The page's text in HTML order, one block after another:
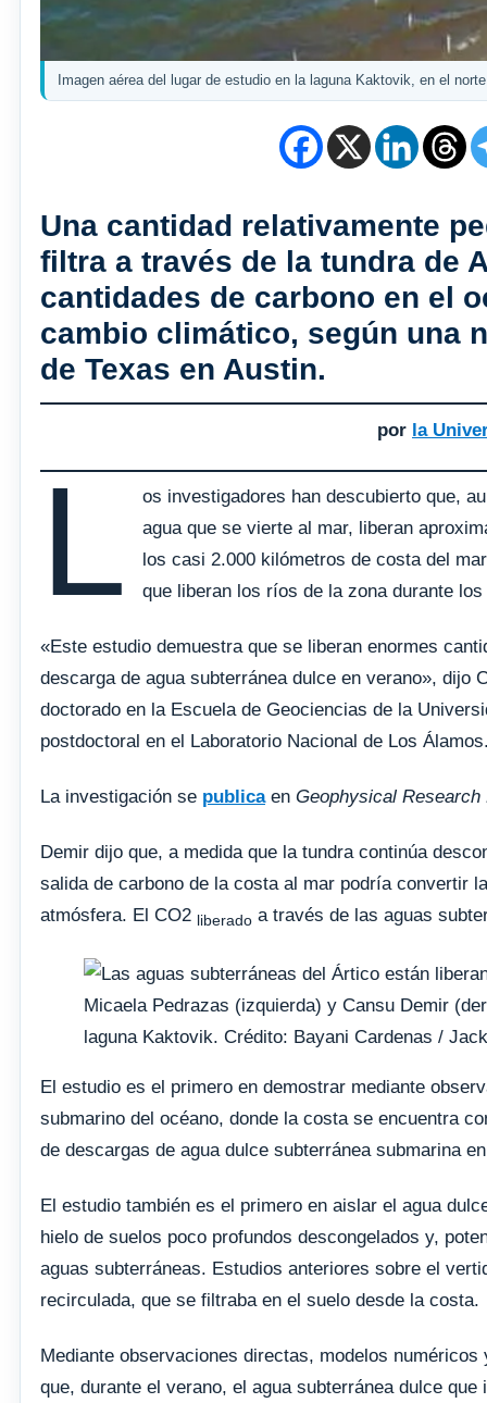
Imagen aérea del lugar de estudio en la laguna Kaktovik, en el
Una cantidad relativamente
filtra a través de la tundra de
cantidades de carbono en el
cambio climático, según una
de Texas en Austin.
por la
L
os investigadores han descubierto que,
agua que se vierte al mar, liberan
los casi 2.000 kilómetros de costa del
que liberan los ríos de la zona durante
«Este estudio demuestra que se liberan enormes
descarga de agua subterránea dulce en verano», dijo
doctorado en la Escuela de Geociencias de la
postdoctoral en el Laboratorio Nacional de Los
La investigación se publicaen Geophysical Research
Demir dijo que, a medida que la tundra continúa
salida de carbono de la costa al mar podría convertir
atmósfera. El CO2 liberado a través de las aguas
Micaela Pedrazas (izquierda) y Cansu Demir
laguna Kaktovik. Crédito: Bayani Cardenas /
El estudio es el primero en demostrar mediante
submarino del océano, donde la costa se encuentra
de descargas de agua dulce subterránea submarina
El estudio también es el primero en aislar el agua
hielo de suelos poco profundos descongelados y,
aguas subterráneas. Estudios anteriores sobre el
recirculada, que se filtraba en el suelo desde la costa.
Mediante observaciones directas, modelos
que, durante el verano, el agua subterránea dulce